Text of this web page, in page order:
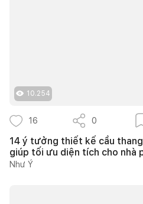
10.254
16 0
14 ý tưởng thiết kế cầu
giúp tối ưu diện tích cho nhà
Như Ý